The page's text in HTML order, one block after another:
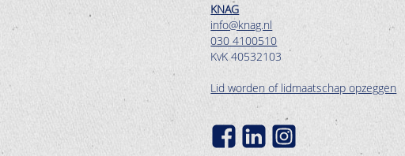
KNAG
info@knag.nl
030 4100510
KvK 40532103
Lid worden of lidmaatschap opzeggen